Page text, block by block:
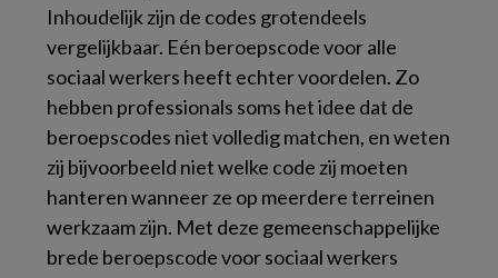
Inhoudelijk zijn de codes grotendeels
vergelijkbaar. Eén beroepscode voor alle
sociaal werkers heeft echter voordelen. Zo
hebben professionals soms het idee dat de
beroepscodes niet volledig matchen, en weten
zij bijvoorbeeld niet welke code zij moeten
hanteren wanneer ze op meerdere terreinen
werkzaam zijn. Met deze gemeenschappelijke
brede beroepscode voor sociaal werkers